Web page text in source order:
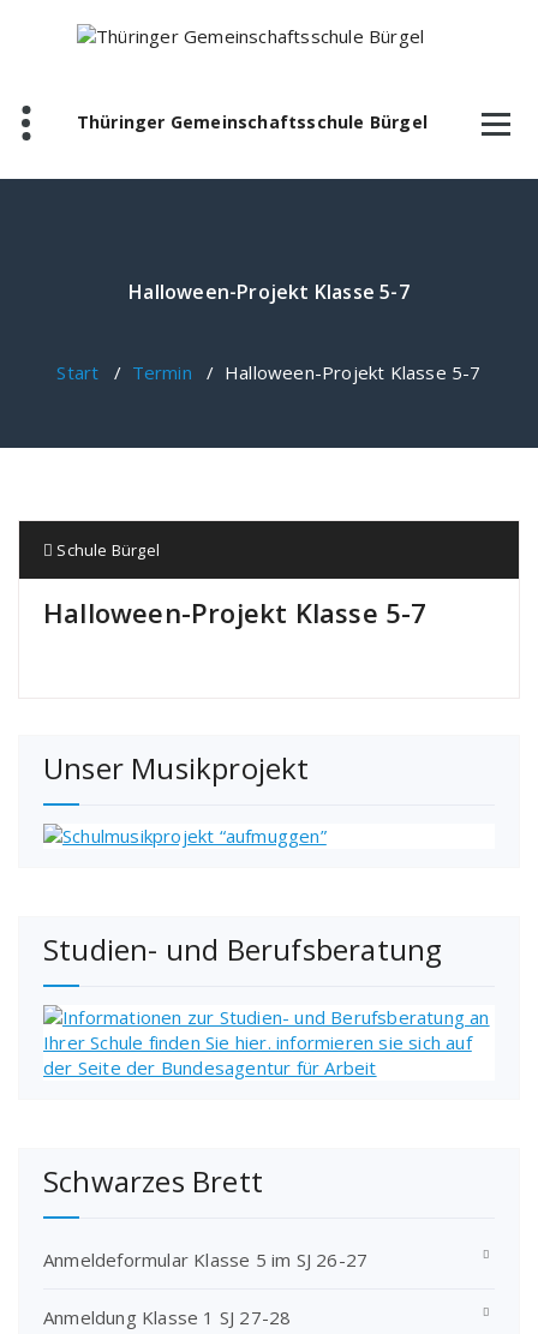
Thüringer Gemeinschaftsschule Bürgel
Halloween-Projekt Klasse 5-7
Start / Termin / Halloween-Projekt Klasse 5-7
Schule Bürgel
Halloween-Projekt Klasse 5-7
Unser Musikprojekt
Studien- und Berufsberatung
Schwarzes Brett
Anmeldeformular Klasse 5 im SJ 26-27
Anmeldung Klasse 1 SJ 27-28